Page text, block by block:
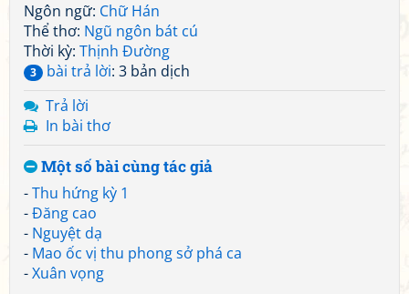
Ngôn ngữ: Chữ Hán
Thể thơ: Ngũ ngôn bát cú
Thời kỳ: Thịnh Đường
3 bài trả lời: 3 bản dịch
Trả lời
In bài thơ
Một số bài cùng tác giả
-Thu hứng kỳ 1
-Đăng cao
- Nguyệt dạ
- Mao ốc vị thu phong sở phá ca
-Xuân vọng